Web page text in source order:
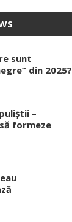
sunt
din 2025?
–
formeze